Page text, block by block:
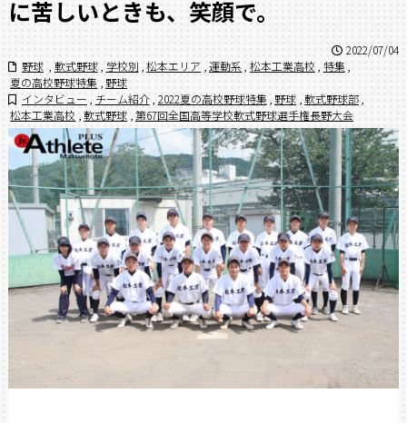
に苦しいときも、笑顔で。
2022/07/04
野球
軟式野球 学校別 ,松本エリア ,運動系 , 松本工業高校 特集
夏の高校野球特集
野球
インタビュー
チーム紹介 2022夏の高校野球特集 野球 軟式野球部
松本工業高校 ,軟式野球 第67回全国高等学校軟式野球選手権長野大会